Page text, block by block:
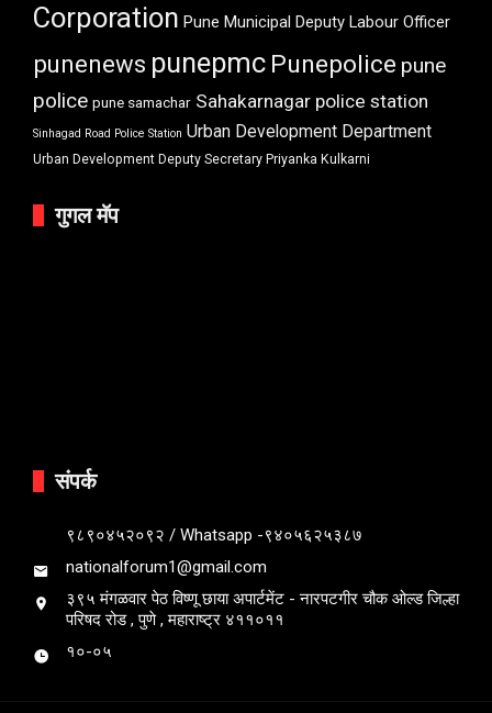
Corporation Pune Municipal Deputy Labour Officer
punenews punepmc Punepolice pune
police pune samachar Sahakarnagar police station
Sinhagad Road Police Station Urban Development Department
Urban Development Deputy Secretary Priyanka Kulkarni
गुगल मॅप
संपर्क
९८९०४५२०९२ / Whatsapp -९४०५६२५३८७
nationalforum1@gmail.com
३९५ मंगळवार पेठ विष्णू छाया अपार्टमेंट - नारपटगीर चौक ओल्ड जिल्हा
परिषद रोड , पुणे , महाराष्ट्र ४११०११
१०-०५